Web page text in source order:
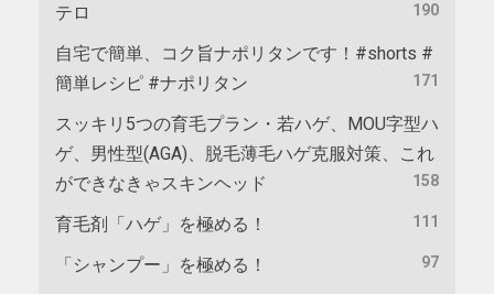
テロ
190
自宅で簡単、コク旨ナポリタンです！#shorts #
簡単レシピ #ナポリタン
171
スッキリ5つの育毛プラン・若ハゲ、MOU字型ハ
ゲ、男性型(AGA)、脱毛薄毛ハゲ克服対策、これ
ができなきゃスキンヘッド
158
育毛剤「ハゲ」を極める！ 111
「シャンプー」を極める！ 97